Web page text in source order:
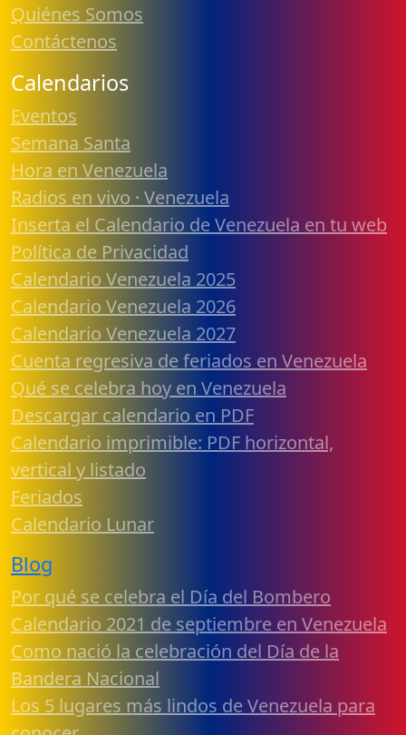
Quiénes Somos
Contáctenos
Calendarios
Eventos
Semana Santa
Hora en Venezuela
Radios en vivo · Venezuela
Inserta el Calendario de Venezuela en tu web
Política de Privacidad
Calendario Venezuela 2025
Calendario Venezuela 2026
Calendario Venezuela 2027
Cuenta regresiva de feriados en Venezuela
Qué se celebra hoy en Venezuela
Descargar calendario en PDF
Calendario imprimible: PDF horizontal,
vertical y listado
Feriados
Calendario Lunar
Blog
Por qué se celebra el Día del Bombero
Calendario 2021 de septiembre en Venezuela
Como nació la celebración del Día de la
Bandera Nacional
Los 5 lugares más lindos de Venezuela para